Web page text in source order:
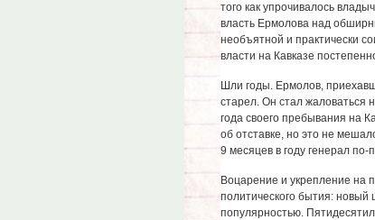
того как упрочивалось
власть Ермолова над
необъятной и практически
власти на Кавказе
Шли годы. Ермолов,
старел. Он стал жаловаться
года своего пребывания на
об отставке, но это не
9 месяцев в году генерал
Воцарение и укрепление на
политического бытия: новый
популярностью.